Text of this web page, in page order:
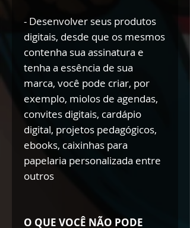
- Desenvolver seus produtos
digitais, desde que os mesmos
contenha sua assinatura e
tenha a essência de sua
marca, você pode criar, por
exemplo, miolos de agendas,
convites digitais, cardápio
digital, projetos pedagógicos,
ebooks, caixinhas para
papelaria personalizada entre
outros
O QUE VOCÊ NÃO PODE